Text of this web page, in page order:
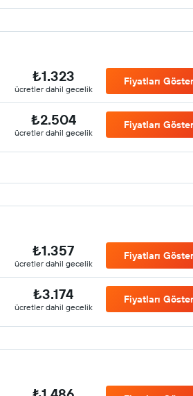
₺1.323
ücretler dahil gecelik
Fiyatları Göster
₺2.504
ücretler dahil gecelik
Fiyatları Göster
₺1.357
ücretler dahil gecelik
Fiyatları Göster
₺3.174
ücretler dahil gecelik
Fiyatları Göster